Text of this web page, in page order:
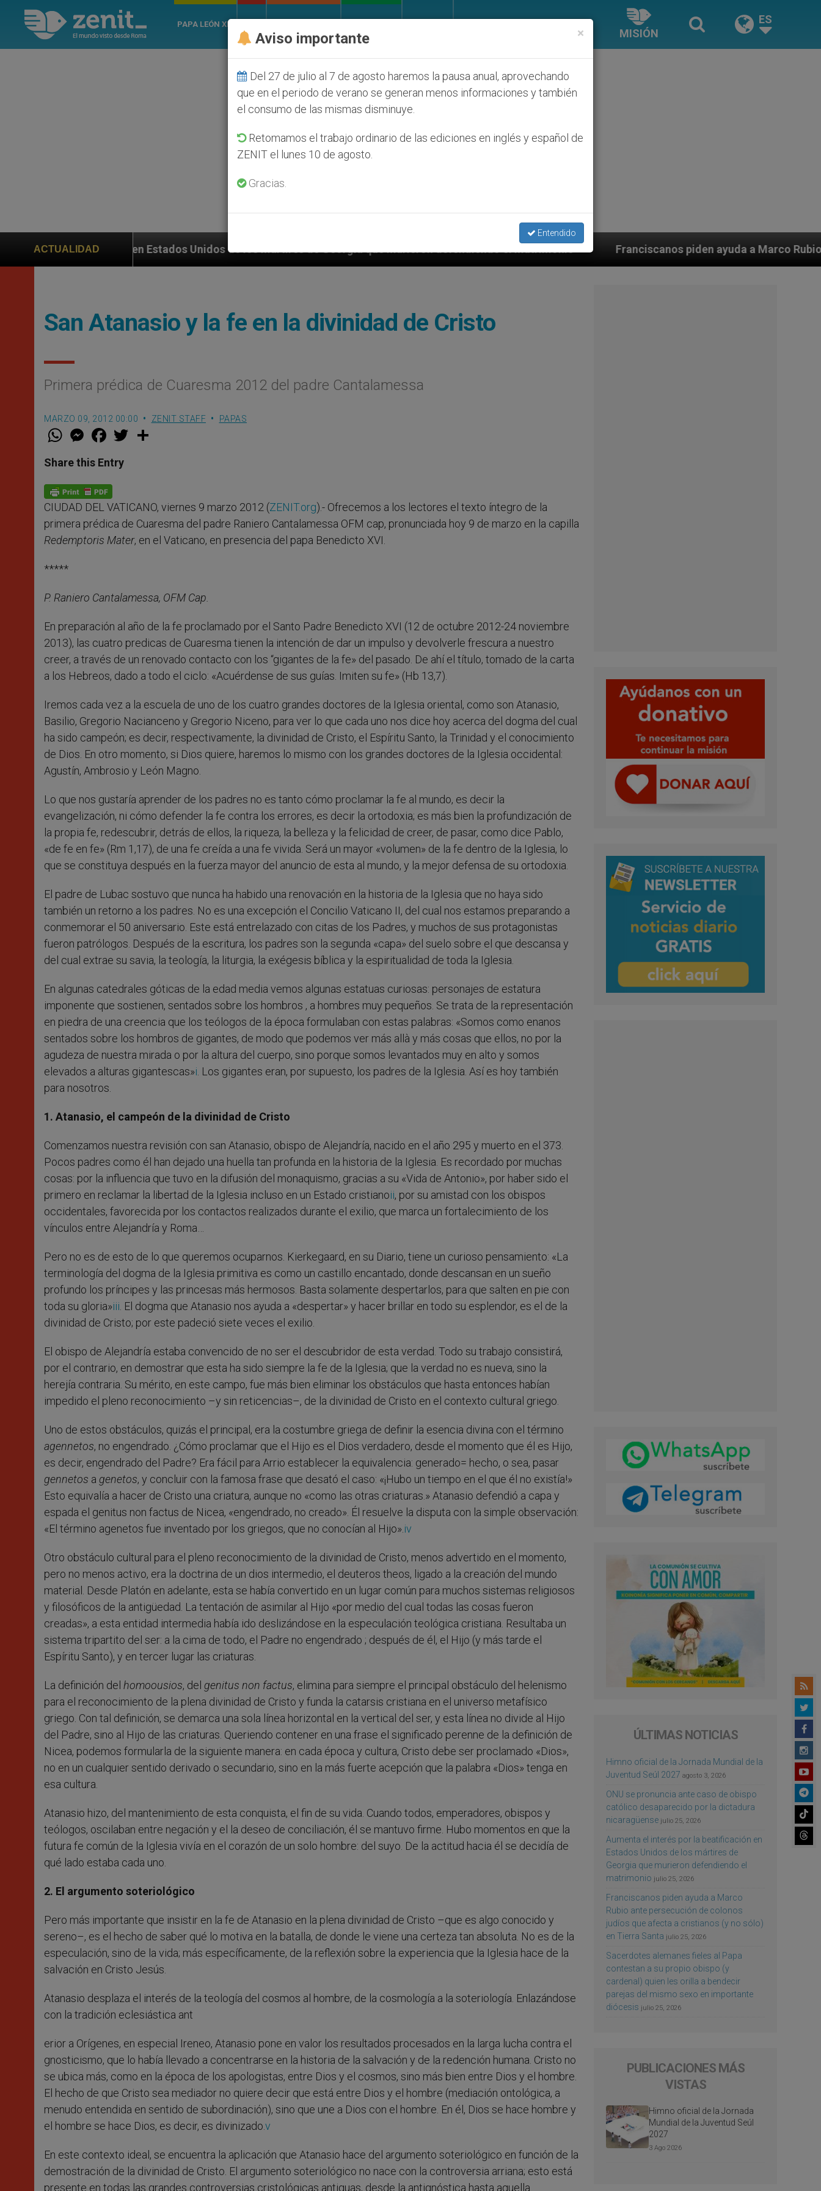
PAPA LEÓN XIV
MISIÓN
ES
ACTUALIDAD
en Estados Unidos de los mártires de Georgia que murieron defendiendo el matrimonio Franciscanos piden ayuda a Marco Rubio ante persecución
San Atanasio y la fe en la divinidad de Cristo
Primera prédica de Cuaresma 2012 del padre Cantalamessa
MARZO 09, 2012 00:00 ZENIT STAFF PAPAS
W
t
s
p
p
M
e
s
e
g
e
r
F
a
e
b
o
k
w
Share this Entry
CIUDAD DEL VATICANO, viernes 9 marzo 2012 (ZENIT.org).- Ofrecemos a los lectores el texto íntegro de la
primera prédica de Cuaresma del padre Raniero Cantalamessa OFM cap, pronunciada hoy 9 de marzo en la capilla
Redemptoris Mater, en el Vaticano, en presencia del papa Benedicto XVI.
*****
P. Raniero Cantalamessa, OFM Cap.
En preparación al año de la fe proclamado por el Santo Padre Benedicto XVI (12 de octubre 2012-24 noviembre
2013), las cuatro predicas de Cuaresma tienen la intención de dar un impulso y devolverle frescura a nuestro
creer, a través de un renovado contacto con los “gigantes de la fe» del pasado. De ahí el título, tomado de la carta
a los Hebreos, dado a todo el ciclo: «Acuérdense de sus guías. Imiten su fe» (Hb 13,7).
Iremos cada vez a la escuela de uno de los cuatro grandes doctores de la Iglesia oriental, como son Atanasio,
Basilio, Gregorio Nacianceno y Gregorio Niceno, para ver lo que cada uno nos dice hoy acerca del dogma del cual
ha sido campeón; es decir, respectivamente, la divinidad de Cristo, el Espíritu Santo, la Trinidad y el conocimiento
de Dios. En otro momento, si Dios quiere, haremos lo mismo con los grandes doctores de la Iglesia occidental:
Agustín, Ambrosio y León Magno.
Lo que nos gustaría aprender de los padres no es tanto cómo proclamar la fe al mundo, es decir la
evangelización, ni cómo defender la fe contra los errores, es decir la ortodoxia; es más bien la profundización de
la propia fe, redescubrir, detrás de ellos, la riqueza, la belleza y la felicidad de creer, de pasar, como dice Pablo,
«de fe en fe» (Rm 1,17), de una fe creída a una fe vivida. Será un mayor «volumen» de la fe dentro de la Iglesia, lo
que se constituya después en la fuerza mayor del anuncio de esta al mundo, y la mejor defensa de su ortodoxia.
El padre de Lubac sostuvo que nunca ha habido una renovación en la historia de la Iglesia que no haya sido
también un retorno a los padres. No es una excepción el Concilio Vaticano II, del cual nos estamos preparando a
conmemorar el 50 aniversario. Este está entrelazado con citas de los Padres, y muchos de sus protagonistas
fueron patrólogos. Después de la escritura, los padres son la segunda «capa» del suelo sobre el que descansa y
del cual extrae su savia, la teología, la liturgia, la exégesis bíblica y la espiritualidad de toda la Iglesia.
En algunas catedrales góticas de la edad media vemos algunas estatuas curiosas: personajes de estatura
imponente que sostienen, sentados sobre los hombros , a hombres muy pequeños. Se trata de la representación
en piedra de una creencia que los teólogos de la época formulaban con estas palabras: «Somos como enanos
sentados sobre los hombros de gigantes, de modo que podemos ver más allà y más cosas que ellos, no por la
agudeza de nuestra mirada o por la altura del cuerpo, sino porque somos levantados muy en alto y somos
elevados a alturas gigantescas»i. Los gigantes eran, por supuesto, los padres de la Iglesia. Así es hoy también
para nosotros.
1. Atanasio, el campeón de la divinidad de Cristo
Comenzamos nuestra revisión con san Atanasio, obispo de Alejandría, nacido en el año 295 y muerto en el 373.
Pocos padres como él han dejado una huella tan profunda en la historia de la Iglesia. Es recordado por muchas
cosas: por la influencia que tuvo en la difusión del monaquismo, gracias a su «Vida de Antonio», por haber sido el
primero en reclamar la libertad de la Iglesia incluso en un Estado cristianoii, por su amistad con los obispos
occidentales, favorecida por los contactos realizados durante el exilio, que marca un fortalecimiento de los
vínculos entre Alejandría y Roma…
Pero no es de esto de lo que queremos ocuparnos. Kierkegaard, en su Diario, tiene un curioso pensamiento: «La
terminología del dogma de la Iglesia primitiva es como un castillo encantado, donde descansan en un sueño
profundo los príncipes y las princesas más hermosos. Basta solamente despertarlos, para que salten en pie con
toda su gloria»iii. El dogma que Atanasio nos ayuda a «despertar» y hacer brillar en todo su esplendor, es el de la
divinidad de Cristo; por este padeció siete veces el exilio.
El obispo de Alejandría estaba convencido de no ser el descubridor de esta verdad. Todo su trabajo consistirá,
por el contrario, en demostrar que esta ha sido siempre la fe de la Iglesia; que la verdad no es nueva, sino la
herejía contraria. Su mérito, en este campo, fue más bien eliminar los obstáculos que hasta entonces habían
impedido el pleno reconocimiento –y sin reticencias–, de la divinidad de Cristo en el contexto cultural griego.
Uno de estos obstáculos, quizás el principal, era la costumbre griega de definir la esencia divina con el término
agennetos, no engendrado. ¿Cómo proclamar que el Hijo es el Dios verdadero, desde el momento que él es Hijo,
es decir, engendrado del Padre? Era fácil para Arrio establecer la equivalencia: generado= hecho, o sea, pasar
gennetos a genetos, y concluir con la famosa frase que desató el caso: «¡Hubo un tiempo en el que él no existía!»
Esto equivalía a hacer de Cristo una criatura, aunque no «como las otras criaturas.» Atanasio defendió a capa y
espada el genitus non factus de Nicea, «engendrado, no creado». Él resuelve la disputa con la simple observación:
«El término agenetos fue inventado por los griegos, que no conocían al Hijo».iv
Otro obstáculo cultural para el pleno reconocimiento de la divinidad de Cristo, menos advertido en el momento,
pero no menos activo, era la doctrina de un dios intermedio, el deuteros theos, ligado a la creación del mundo
material. Desde Platón en adelante, esta se había convertido en un lugar común para muchos sistemas religiosos
y filosóficos de la antigüedad. La tentación de asimilar al Hijo «por medio del cual todas las cosas fueron
creadas», a esta entidad intermedia había ido deslizándose en la especulación teológica cristiana. Resultaba un
sistema tripartito del ser: a la cima de todo, el Padre no engendrado ; después de él, el Hijo (y más tarde el
Espíritu Santo), y en tercer lugar las criaturas.
La definición del homoousios, del genitus non factus, elimina para siempre el principal obstáculo del helenismo
para el reconocimiento de la plena divinidad de Cristo y funda la catarsis cristiana en el universo metafísico
griego. Con tal definición, se demarca una sola línea horizontal en la vertical del ser, y esta línea no divide al Hijo
del Padre, sino al Hijo de las criaturas. Queriendo contener en una frase el significado perenne de la definición de
Nicea, podemos formularla de la siguiente manera: en cada época y cultura, Cristo debe ser proclamado «Dios»,
no en un cualquier sentido derivado o secundario, sino en la más fuerte acepción que la palabra «Dios» tenga en
esa cultura.
Atanasio hizo, del mantenimiento de esta conquista, el fin de su vida. Cuando todos, emperadores, obispos y
teólogos, oscilaban entre negación y el la deseo de conciliación, él se mantuvo firme. Hubo momentos en que la
futura fe común de la Iglesia vivía en el corazón de un solo hombre: del suyo. De la actitud hacia él se decidía de
qué lado estaba cada uno.
2. El argumento soteriológico
Pero más importante que insistir en la fe de Atanasio en la plena divinidad de Cristo –que es algo conocido y
sereno–, es el hecho de saber qué lo motiva en la batalla, de donde le viene una certeza tan absoluta. No es de la
especulación, sino de la vida; más específicamente, de la reflexión sobre la experiencia que la Iglesia hace de la
salvación en Cristo Jesús.
Atanasio desplaza el interés de la teología del cosmos al hombre, de la cosmología a la soteriología. Enlazándose
con la tradición eclesiástica ant
erior a Orígenes, en especial Ireneo, Atanasio pone en valor los resultados procesados en la larga lucha contra el
gnosticismo, que lo había llevado a concentrarse en la historia de la salvación y de la redención humana. Cristo no
se ubica más, como en la época de los apologistas, entre Dios y el cosmos, sino más bien entre Dios y el hombre.
El hecho de que Cristo sea mediador no quiere decir que está entre Dios y el hombre (mediación ontológica, a
menudo entendida en sentido de subordinación), sino que une a Dios con el hombre. En él, Dios se hace hombre y
el hombre se hace Dios, es decir, es divinizado.v
En este contexto ideal, se encuentra la aplicación que Atanasio hace del argumento soteriológico en función de la
demostración de la divinidad de Cristo. El argumento soteriológico no nace con la controversia arriana; esto está
presente en todas las grandes controversias cristológicas antiguas, desde la antignóstica hasta aquella
ÚLTIMAS NOTICIAS
Himno oficial de la Jornada Mundial de la
Juventud Seúl 2027 agosto 3, 2026
ONU se pronuncia ante caso de obispo
católico desaparecido por la dictadura
nicaragüense julio 25, 2026
Aumenta el interés por la beatificación en
Estados Unidos de los mártires de
Georgia que murieron defendiendo el
matrimonio julio 25, 2026
Franciscanos piden ayuda a Marco
Rubio ante persecución de colonos
judíos que afecta a cristianos (y no sólo)
en Tierra Santa julio 25, 2026
Sacerdotes alemanes fieles al Papa
contestan a su propio obispo (y
cardenal) quien les orilla a bendecir
parejas del mismo sexo en importante
diócesis julio 25, 2026
PUBLICACIONES MÁS
VISTAS
Himno oficial de la Jornada
Mundial de la Juventud Seúl
2027
3 Ago 2026
×
Aviso importante
Del 27 de julio al 7 de agosto haremos la pausa anual, aprovechando
que en el periodo de verano se generan menos informaciones y también
el consumo de las mismas disminuye.
Retomamos el trabajo ordinario de las ediciones en inglés y español de
ZENIT el lunes 10 de agosto.
Gracias.
Entendido